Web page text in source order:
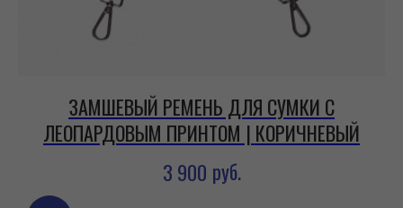
ЗАМШЕВЫЙ РЕМЕНЬ ДЛЯ СУМКИ С
ЛЕОПАРДОВЫМ ПРИНТОМ | КОРИЧНЕВЫЙ
3 900 руб.